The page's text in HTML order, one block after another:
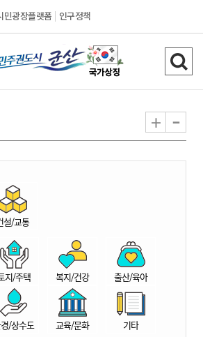
민광장플랫폼 인구정책
시
민
권
시
산
검
색
기
+ -
설/교통
지/주택 복지/건강 출산/육아
/상수도 교육/문화 기타